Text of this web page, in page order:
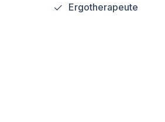
Ergotherapeute